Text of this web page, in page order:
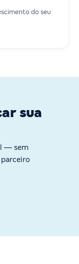
do seu
sua
— sem